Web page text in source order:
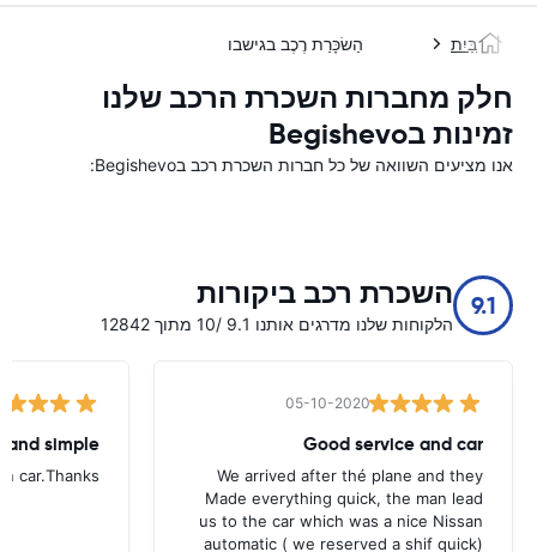
בַּיִת הַשׂכָּרַת רֶכֶב בגישבו
חלק מחברות השכרת הרכב שלנו
זמינות בBegishevo
אנו מציעים השוואה של כל חברות השכרת רכב בBegishevo:
9.1 השכרת רכב ביקורות
הלקוחות שלנו מדרגים אותנו 9.1 /10 מתוך 12842
05-10-2020
Good service and car
We arrived after thé plane and they
Made everything quick, the man lead
us to the car which was a nice Nissan
automatic ( we reserved a shif quick)
and simple
car.Thanks